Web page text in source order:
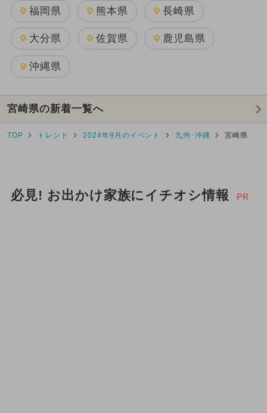
福岡県 熊本県 長崎県
大分県 佐賀県 鹿児島県
沖縄県
宮崎県の新着一覧へ
TOP トレンド 2024年9月のイベント 九州･沖縄 宮崎県
必見! お出かけ家族にイチオシ情報 PR